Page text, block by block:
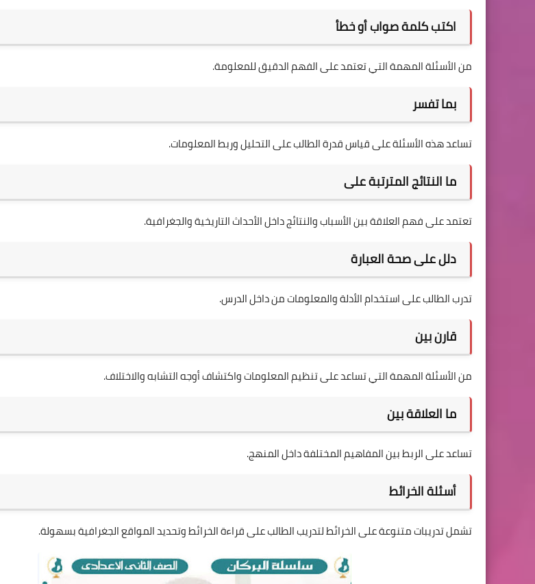
اكتب كلمة صواب أو خطأ
من الأسئلة المهمة التي تعتمد على الفهم الدقيق للمعلومة.
بما تفسر
تساعد هذه الأسئلة على قياس قدرة الطالب على التحليل وربط المعلومات.
ما النتائج المترتبة على
تعتمد على فهم العلاقة بين الأسباب والنتائج داخل الأحداث التاريخية والجغرافية.
دلل على صحة العبارة
تدرب الطالب على استخدام الأدلة والمعلومات من داخل الدرس.
قارن بين
من الأسئلة المهمة التي تساعد على تنظيم المعلومات واكتشاف أوجه التشابه والاختلاف.
ما العلاقة بين
تساعد على الربط بين المفاهيم المختلفة داخل المنهج.
أسئلة الخرائط
تشمل تدريبات متنوعة على الخرائط لتدريب الطالب على قراءة الخرائط وتحديد المواقع الجغرافية بسهولة.